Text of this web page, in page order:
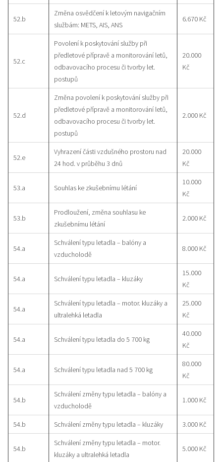
52.b
Změna osvědčení k letovým navigačním
službám: METS, AIS, ANS
6.670 Kč
52.c
Povolení k poskytování služby při
předletové přípravě a monitorování letů,
odbavovacího procesu či tvorby let.
postupů
20.000
Kč
52.d
Změna povolení k poskytování služby při
předletové přípravě a monitorování letů,
odbavovacího procesu či tvorby let.
postupů
2.000 Kč
52.e
Vyhrazení části vzdušného prostoru nad
24 hod. v průběhu 3 dnů
20.000
Kč
53.a Souhlas ke zkušebnímu létání
10.000
Kč
53.b
Prodloužení, změna souhlasu ke
zkušebnímu létání
2.000 Kč
54.a
Schválení typu letadla – balóny a
vzducholodě
8.000 Kč
54.a Schválení typu letadla – kluzáky
15.000
Kč
54.a
Schválení typu letadla – motor. kluzáky a
ultralehká letadla
25.000
Kč
54.a Schválení typu letadla do 5 700 kg
40.000
Kč
54.a Schválení typu letadla nad 5 700 kg
80.000
Kč
54.b
Schválení změny typu letadla – balóny a
vzducholodě
1.000 Kč
54.b Schválení změny typu letadla – kluzáky 3.000 Kč
54.b
Schválení změny typu letadla – motor.
kluzáky a ultralehká letadla
5.000 Kč